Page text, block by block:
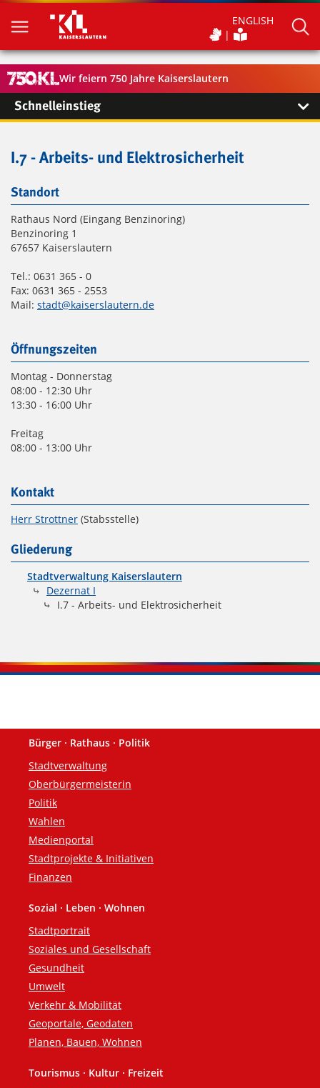
ENGLISH
Wir feiern 750 Jahre Kaiserslautern
Schnelleinstieg
I.7 - Arbeits- und Elektrosicherheit
Standort
Rathaus Nord (Eingang Benzinoring)
Benzinoring 1
67657 Kaiserslautern
Tel.: 0631 365 - 0
Fax: 0631 365 - 2553
Mail: stadt@kaiserslautern.de
Öffnungszeiten
Montag - Donnerstag
08:00 - 12:30 Uhr
13:30 - 16:00 Uhr
Freitag
08:00 - 13:00 Uhr
Kontakt
Herr Strottner (Stabsstelle)
Gliederung
Stadtverwaltung Kaiserslautern
Dezernat I
I.7 - Arbeits- und Elektrosicherheit
Fußzeile
Bürger · Rathaus · Politik
Stadtverwaltung
Oberbürgermeisterin
Politik
Wahlen
Medienportal
Stadtprojekte & Initiativen
Finanzen
Sozial · Leben · Wohnen
Stadtportrait
Soziales und Gesellschaft
Gesundheit
Umwelt
Verkehr & Mobilität
Geoportale, Geodaten
Planen, Bauen, Wohnen
Tourismus · Kultur · Freizeit